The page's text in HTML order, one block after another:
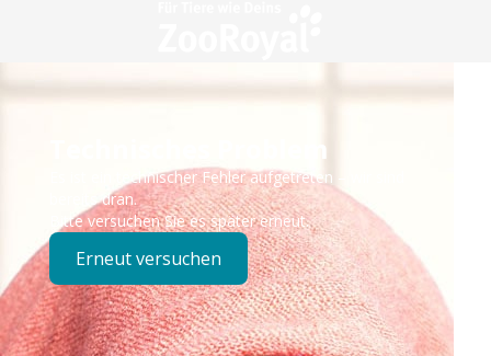
Technisches Problem
Es ist ein technischer Fehler aufgetreten – wir sind
bereits dran.
Bitte versuchen Sie es später erneut.
Erneut versuchen